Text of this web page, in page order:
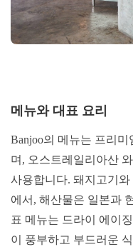
메뉴와 대표 요리
Banjoo의 메뉴는 프리
며, 오스트레일리아산
사용합니다. 돼지고기
에서, 해산물은 일본과
표 메뉴는 드라이 에이
이 풍부하고 부드러운